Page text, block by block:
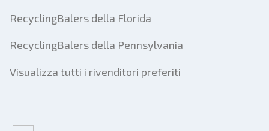
RecyclingBalers della Florida
RecyclingBalers della Pennsylvania
Visualizza tutti i rivenditori preferiti